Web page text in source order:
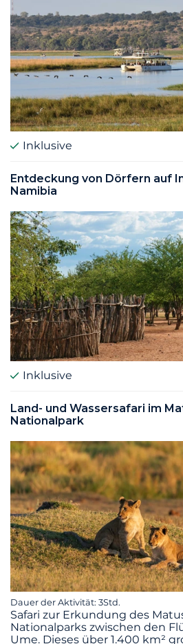
Inklusive
Entdeckung von Dörfern auf
Namibia
Inklusive
Land- und Wassersafari im
Nationalpark
Dauer der Aktivität: 3Std.
Safari zur Erkundung des
Nationalparks zwischen den
Ume. Dieses über 1.400 km²